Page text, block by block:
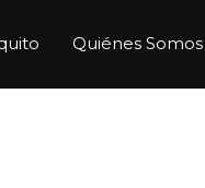
Quiénes Somos